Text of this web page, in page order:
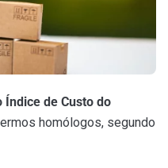
Índice de Custo do
homólogos, segundo